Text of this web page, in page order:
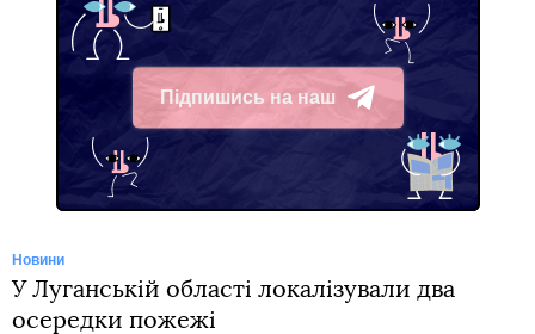
Підпишись на наш
Telegram
Новини
У Луганській області локалізували два
осередки пожежі